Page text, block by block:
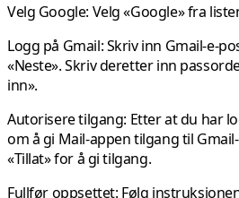
Velg Google: Velg «Google» fra
Logg på Gmail: Skrivinn Gmail-e-
«Neste». Skriv deretter inn
inn».
Autorisere tilgang: Etter at du har
om å gi Mail-appen tilgang til
«Tillat» for å gi tilgang.
Fullfør oppsettet: Følg